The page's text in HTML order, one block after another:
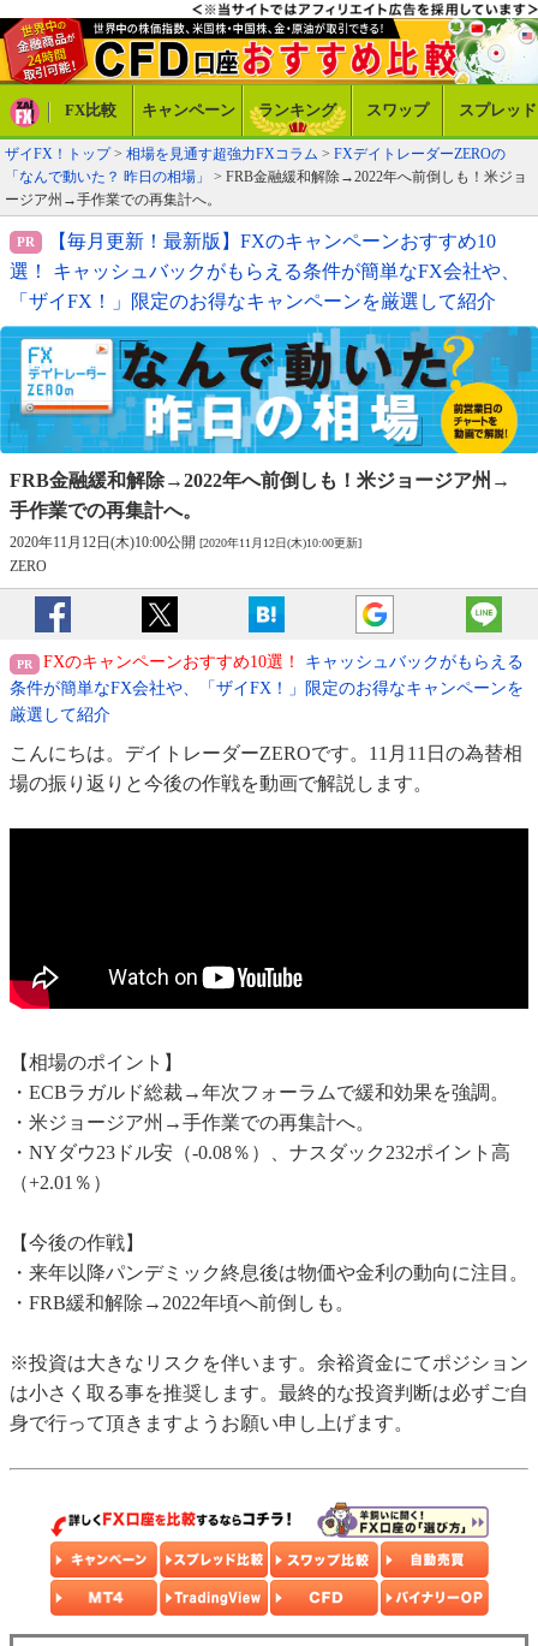
FX比較 キャンペーン ランキング スワップ スプレッド
ザイFX！トップ> 相場を見通す超強力FXコラム > FXデイトレーダーZEROの
「なんで動いた？ 昨日の相場」
> FRB金融緩和解除→2022年へ前倒しも！米ジョ
ージア州→手作業での再集計へ。
【毎月更新！最新版】FXのキャンペーンおすすめ10
選！ キャッシュバックがもらえる条件が簡単なFX会社や、
「ザイFX！」限定のお得なキャンペーンを厳選して紹介
FRB金融緩和解除→2022年へ前倒しも！ 米ジョージア州→
手作業での再集計へ。
2020年11月12日(木)10:00公開 [2020年11月12日(木)10:00更新]
ZERO
FXのキャンペーンおすすめ10選！
キャッシュバックがもらえる
条件が簡単なFX会社や、「ザイFX！」限定のお得なキャンペーンを
厳選して紹介
こんにちは。デイトレーダーZEROです。11月11日の為替相
場の振り返りと今後の作戦を動画で解説します。
【相場のポイント】
・ECBラガルド総裁→年次フォーラムで緩和効果を強調。
・米ジョージア州→手作業での再集計へ。
・NYダウ23ドル安（-0.08％）、ナスダック232ポイント高
（+2.01％）
【今後の作戦】
・来年以降パンデミック終息後は物価や金利の動向に注目。
・FRB緩和解除→2022年頃へ前倒しも。
※投資は大きなリスクを伴います。余裕資金にてポジション
は小さく取る事を推奨します。最終的な投資判断は必ずご自
身で行って頂きますようお願い申し上げます。